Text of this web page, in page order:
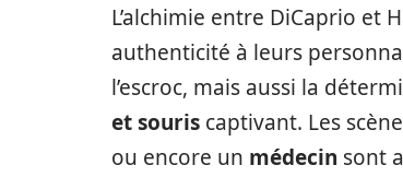
L’alchimie entre DiCaprio
authenticité à leurs
l’escroc, mais aussi la
et souris captivant. Les
ou encore un médecin sont